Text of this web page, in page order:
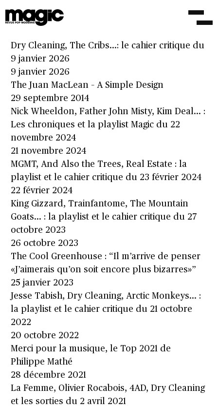
From Venus Vol 1, 2 & 3
Dry Cleaning, The Cribs…: le cahier critique du
9 janvier 2026
9 janvier 2026
The Juan MacLean – A Simple Design
29 septembre 2014
Nick Wheeldon, Father John Misty, Kim Deal… :
Les chroniques et la playlist Magic du 22
novembre 2024
21 novembre 2024
MGMT, And Also the Trees, Real Estate : la
playlist et le cahier critique du 23 février 2024
22 février 2024
King Gizzard, Trainfantome, The Mountain
Goats… : la playlist et le cahier critique du 27
octobre 2023
26 octobre 2023
The Cool Greenhouse : “Il m’arrive de penser
«J’aimerais qu’on soit encore plus bizarres»”
25 janvier 2023
Jesse Tabish, Dry Cleaning, Arctic Monkeys… :
la playlist et le cahier critique du 21 octobre
2022
20 octobre 2022
Merci pour la musique, le Top 2021 de
Philippe Mathé
28 décembre 2021
La Femme, Olivier Rocabois, 4AD, Dry Cleaning
et les sorties du 2 avril 2021